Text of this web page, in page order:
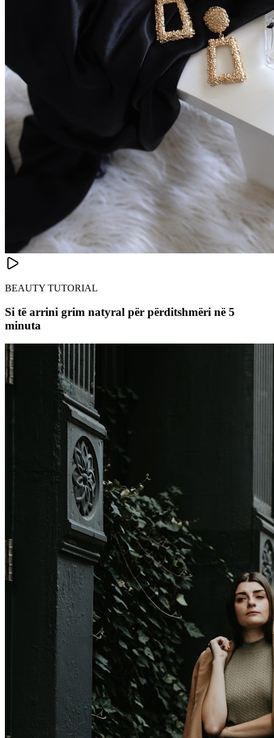
BEAUTY TUTORIAL
Si të arrini grim natyral për përditshmëri në 5
minuta